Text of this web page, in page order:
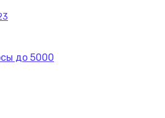
до 5000